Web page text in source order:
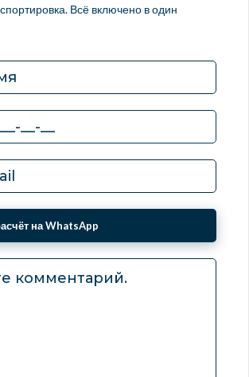
Всё включено в один